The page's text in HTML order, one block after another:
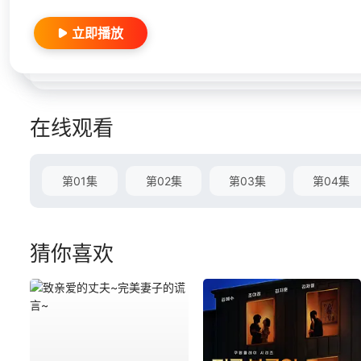
立即播放
在线观看
第01集 第02集 第03集 第04集
猜你喜欢